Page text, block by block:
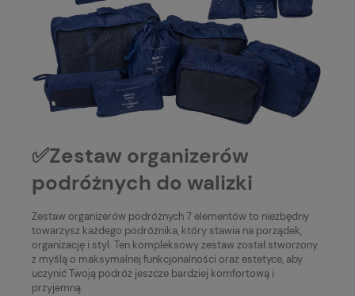
✅Zestaw organizerów
podróżnych do walizki
Zestaw organizerów podróżnych 7 elementów to niezbędny
towarzysz każdego podróżnika, który stawia na porządek,
organizację i styl. Ten kompleksowy zestaw został stworzony
z myślą o maksymalnej funkcjonalności oraz estetyce, aby
uczynić Twoją podróż jeszcze bardziej komfortową i
przyjemną.